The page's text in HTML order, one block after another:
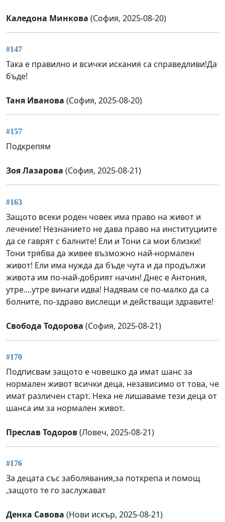
Каледона Минкова (София, 2025-08-20)
#147
Така е правилно и всички искания са справедливи!Да
бъде!
Таня Иванова (София, 2025-08-20)
#157
Подкрепям
Зоя Лазарова (София, 2025-08-21)
#163
Защото всеки роден човек има право на живот и
лечение! Незнанието не дава право на институциите
да се гаврят с балните! Ели и Тони са мои близки!
Тони трябва да живее възможно най-нормален
живот! Ели има нужда да бъде чута и да продължи
живота им по-най-добрият начин! Днес е Антония,
утре....утре винаги идва! Надявам се по-малко да са
болните, по-здраво вислещи и действащи здравите!
Свобода Тодорова (София, 2025-08-21)
#170
Подписвам защото е човешко да имат шанс за
нормален живот всички деца, независимо от това, че
имат различен старт. Нека не лишаваме тези деца от
шанса им за нормален живот.
Преслав Тодоров(Ловеч, 2025-08-21)
#176
За децата със заболявания,за поткрепа и помощ
,защото те го заслужават
Денка Савова (Нови искър, 2025-08-21)